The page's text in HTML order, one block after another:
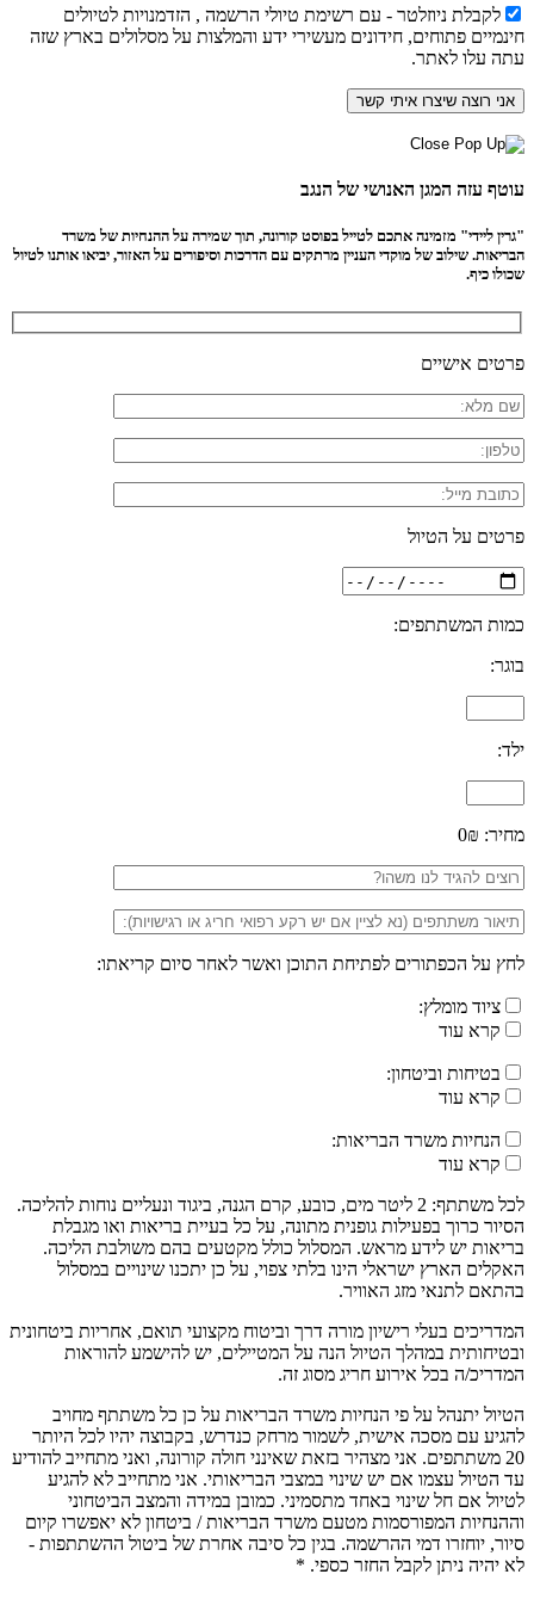
לקבלת ניוזלטר - עם רשימת טיולי הרשמה , הזדמנויות לטיולים
חינמיים פתוחים, חידונים מעשירי ידע והמלצות על מסלולים בארץ שזה
עתה עלו לאתר.
עוטף עזה המגן האנושי של הנגב
"גרין ליידי" מזמינה אתכם לטייל בפוסט קורונה, תוך שמירה על ההנחיות של משרד
הבריאות. שילוב של מוקדי העניין מרתקים עם הדרכות וסיפורים על האזור, יביאו אותנו לטיול
שכולו כיף.
פרטים אישיים
פרטים על הטיול
כמות המשתתפים:
בוגר:
ילד:
מחיר: 0₪
לחץ על הכפתורים לפתיחת התוכן ואשר לאחר סיום קריאתו:
ציוד מומלץ:
קרא עוד
בטיחות וביטחון:
קרא עוד
הנחיות משרד הבריאות:
קרא עוד
לכל משתתף: 2 ליטר מים, כובע, קרם הגנה, ביגוד ונעליים נוחות להליכה.
הסיור כרוך בפעילות גופנית מתונה, על כל בעיית בריאות ואו מגבלת
בריאות יש לידע מראש. המסלול כולל מקטעים בהם משולבת הליכה.
האקלים הארץ ישראלי הינו בלתי צפוי, על כן יתכנו שינויים במסלול
בהתאם לתנאי מזג האוויר.
המדריכים בעלי רישיון מורה דרך וביטוח מקצועי תואם, אחריות ביטחונית
ובטיחותית במהלך הטיול הנה על המטיילים, יש להישמע להוראות
המדריכ/ה בכל אירוע חריג מסוג זה.
הטיול יתנהל על פי הנחיות משרד הבריאות על כן כל משתתף מחויב
להגיע עם מסכה אישית, לשמור מרחק כנדרש, בקבוצה יהיו לכל היותר
20 משתתפים. אני מצהיר בזאת שאינני חולה קורונה, ואני מתחייב להודיע
עד הטיול עצמו אם יש שינוי במצבי הבריאותי. אני מתחייב לא להגיע
לטיול אם חל שינוי באחד מתסמיני. כמובן במידה והמצב הביטחוני
וההנחיות המפורסמות מטעם משרד הבריאות / ביטחון לא יאפשרו קיום
סיור, יוחזרו דמי ההרשמה. בגין כל סיבה אחרת של ביטול ההשתתפות -
לא יהיה ניתן לקבל החזר כספי. *